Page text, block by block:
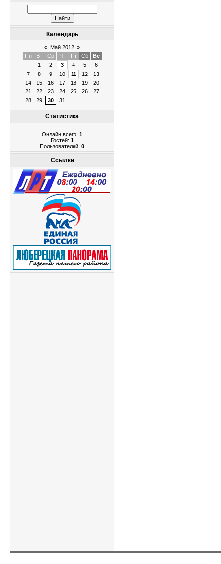
Календарь
« Май 2012 »
Пн
Вт Ср Чт Пт Сб
Вс
1
2 3 4 5
6
7
8 9 10 11 12
13
14
15 16 17 18 19
20
21
22 23 24 25 26
27
28
29 30 31
Статистика
Онлайн всего: 1
Гостей: 1
Пользователей: 0
Ссылки